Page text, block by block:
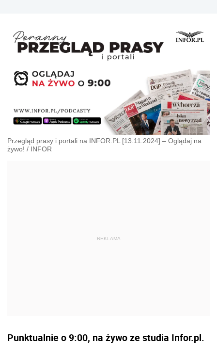
Przegląd prasy i portali na INFOR.PL [13.11.2024] – Oglądaj na
żywo! / INFOR
Punktualnie o 9:00, na żywo ze studia Infor.pl.